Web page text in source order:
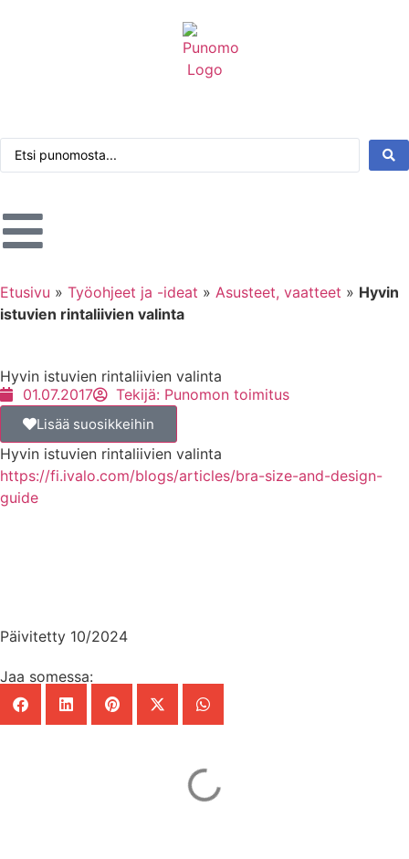
Etusivu » Työohjeet ja -ideat » Asusteet, vaatteet » Hyvin
istuvien rintaliivien valinta
Hyvin istuvien rintaliivien valinta
01.07.2017
Tekijä: Punomon toimitus
Lisää suosikkeihin
Hyvin istuvien rintaliivien valinta
https://fi.ivalo.com/blogs/articles/bra-size-and-design-
guide
Päivitetty 10/2024
Jaa somessa: